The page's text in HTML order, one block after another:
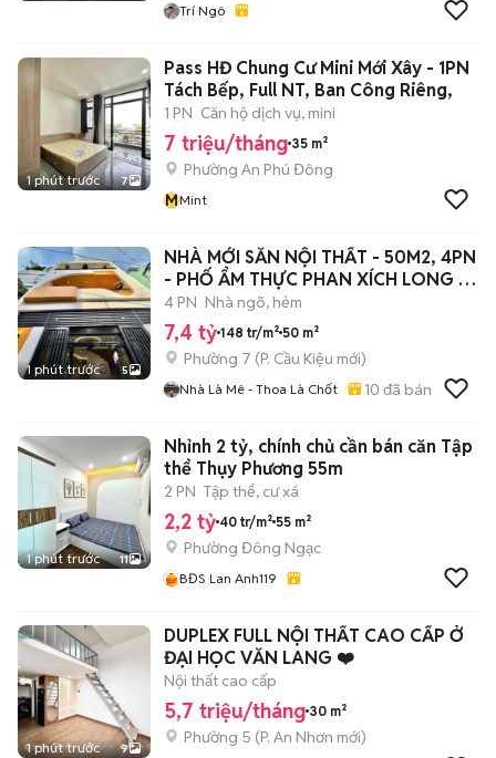
Trí Ngô
1 phút trước 7
Pass HĐ Chung Cư Mini Mới Xây - 1PN
Tách Bếp, Full NT, Ban Công Riêng,
1 PN Căn hộ dịch vụ, mini
7 triệu/tháng 35 m²
Phường An Phú Đông
MMint
1 phút trước 5
NHÀ MỚI SẴN NỘI THẤT - 50M2, 4PN
- PHỐ ẨM THỰC PHAN XÍCH LONG -
7,4ty
4 PN Nhà ngõ, hẻm
7,4 tỷ 148 tr/m² 50 m²
Phường 7 (P. Cầu Kiệu mới)
Nhà Là Mê - Thoa Là Chốt 10 đã bán
1 phút trước 11
Nhỉnh 2 tỷ, chính chủ cần bán căn Tập
thể Thụy Phương 55m
2 PN Tập thể, cư xá
2,2 tỷ 40 tr/m² 55 m²
Phường Đông Ngạc
BĐS Lan Anh119
1 phút trước 9
DUPLEX FULL NỘI THẤT CAO CẤP Ở
ĐẠI HỌC VĂN LANG ❤️
Nội thất cao cấp
5,7 triệu/tháng 30 m²
Phường 5 (P. An Nhơn mới)